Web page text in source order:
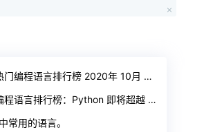
程语言排行榜 2020年 10月 TOP10
语言排行榜：Python 即将超越 Java
常用的语言。